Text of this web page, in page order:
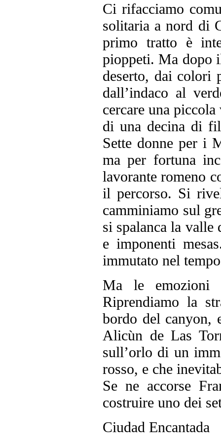
Ci rifacciamo
solitaria a nord di
primo tratto è
pioppeti. Ma dopo
deserto, dai colori
dall’indaco al
cercare una
di una decina di
Sette donne per i
ma per fortuna
lavorante romeno
il percorso. Si
camminiamo sul
si spalanca la valle
e imponenti
immutato nel
Ma le emozioni
Riprendiamo la
bordo del canyon,
Alicùn de Las
sull’orlo di un
rosso, e che
Se ne accorse
costruire uno dei
Ciudad Encantada